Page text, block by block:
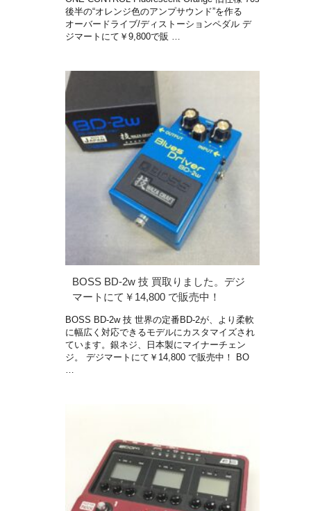
後半の“オレンジ色のアンプサウンド”を作る
オーバードライブ/ディストーションペダル デ
ジマートにて￥9,800で販 …
BOSS BD-2w 技 買取りました。デジ
マートにて￥14,800 で販売中！
BOSS BD-2w 技 世界の定番BD-2が、より柔軟
に幅広く対応できるモデルにカスタマイズされ
ています。銀ネジ、日本製にマイナーチェン
ジ。 デジマートにて￥14,800 で販売中！ BO